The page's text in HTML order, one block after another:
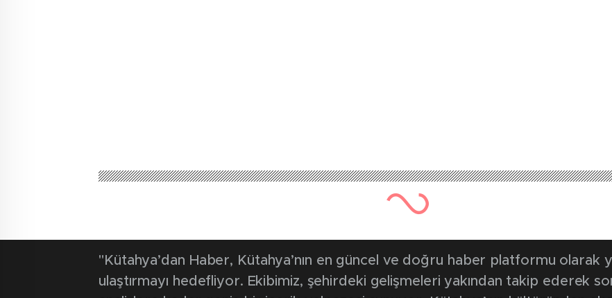
"Kütahya’dan Haber, Kütahya’nın en güncel ve doğru haber platformu olarak
ulaştırmayı hedefliyor. Ekibimiz, şehirdeki gelişmeleri yakından takip ederek